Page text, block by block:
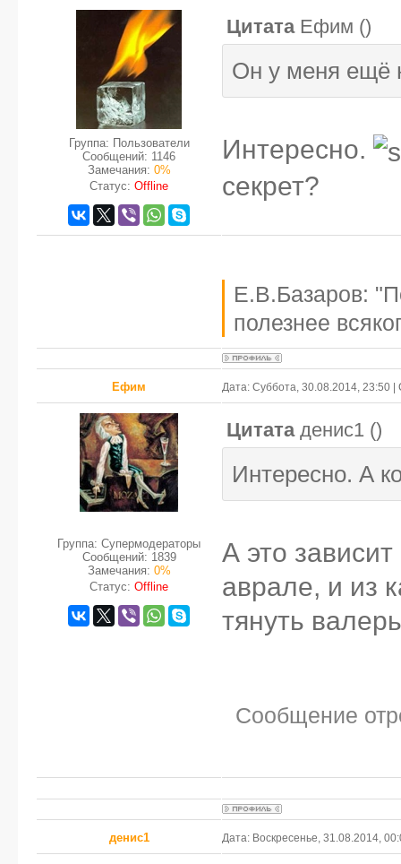
Группа: Пользователи
Сообщений: 1146
Замечания: 0%
Статус: Offline
Цитата Ефим ()
Он у меня ещё
Интересно.
секрет?
Е.В.Базаров:
полезнее
Ефим Дата: Суббота, 30.08.2014, 23:50
Группа: Супермодераторы
Сообщений: 1839
Замечания: 0%
Статус: Offline
Цитата денис1 ()
Интересно. А
А это
аврале, и из
тянуть
Сообщение
денис1 Дата: Воскресенье, 31.08.2014,